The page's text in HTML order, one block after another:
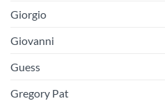
Giorgio
Giovanni
Guess
Gregory Pat